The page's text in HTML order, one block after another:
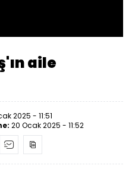
aile
2025 - 11:51
20 Ocak 2025 - 11:52